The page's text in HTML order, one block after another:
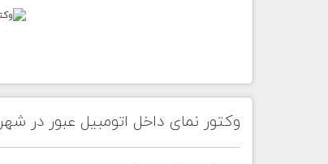
وکتور نمای داخل اتومبیل عبور در شهر